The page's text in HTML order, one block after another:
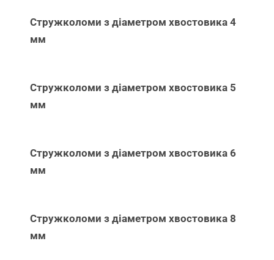
Стружколоми з діаметром хвостовика 4
мм
Стружколоми з діаметром хвостовика 5
мм
Стружколоми з діаметром хвостовика 6
мм
Стружколоми з діаметром хвостовика 8
мм